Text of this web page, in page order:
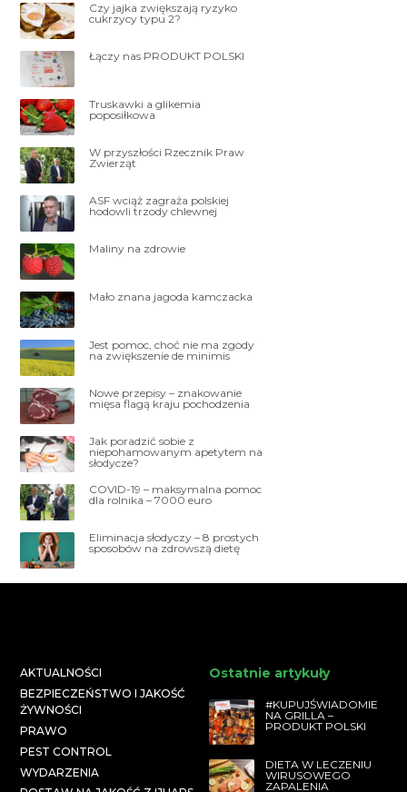
Czy jajka zwiększają ryzyko
cukrzycy typu 2?
Łączy nas PRODUKT POLSKI
Truskawki a glikemia
poposiłkowa
W przyszłości Rzecznik Praw
Zwierząt
ASF wciąż zagraża polskiej
hodowli trzody chlewnej
Maliny na zdrowie
Mało znana jagoda kamczacka
Jest pomoc, choć nie ma zgody
na zwiększenie de minimis
Nowe przepisy – znakowanie
mięsa flagą kraju pochodzenia
Jak poradzić sobie z
niepohamowanym apetytem na
słodycze?
COVID-19 – maksymalna pomoc
dla rolnika – 7000 euro
Eliminacja słodyczy – 8 prostych
sposobów na zdrowszą dietę
AKTUALNOŚCI
BEZPIECZEŃSTWO I JAKOŚĆ
ŻYWNOŚCI
PRAWO
PEST CONTROL
WYDARZENIA
Ostatnie artykuły
#KUPUJŚWIADOMIE
NA GRILLA –
PRODUKT POLSKI
DIETA W LECZENIU
WIRUSOWEGO
ZAPALENIA